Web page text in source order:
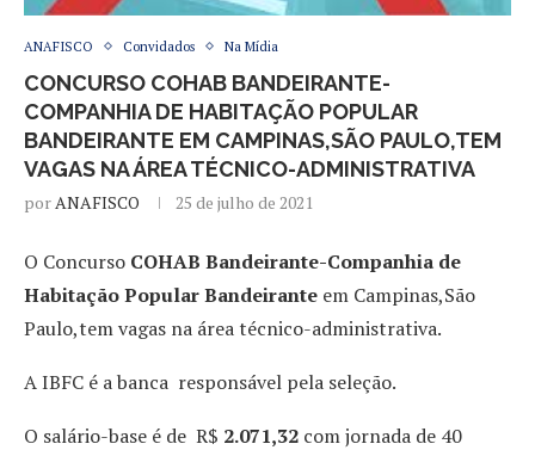
ANAFISCO Convidados Na Mídia
CONCURSO COHAB BANDEIRANTE-
COMPANHIA DE HABITAÇÃO POPULAR
BANDEIRANTE EM CAMPINAS,SÃO PAULO,TEM
VAGAS NA ÁREA TÉCNICO-ADMINISTRATIVA
por ANAFISCO 25 de julho de 2021
O Concurso COHAB Bandeirante-Companhia de
Habitação Popular Bandeirante em Campinas,São
Paulo,tem vagas na área técnico-administrativa.
A IBFC é a banca responsável pela seleção.
O salário-base é de R$ 2.071,32 com jornada de 40